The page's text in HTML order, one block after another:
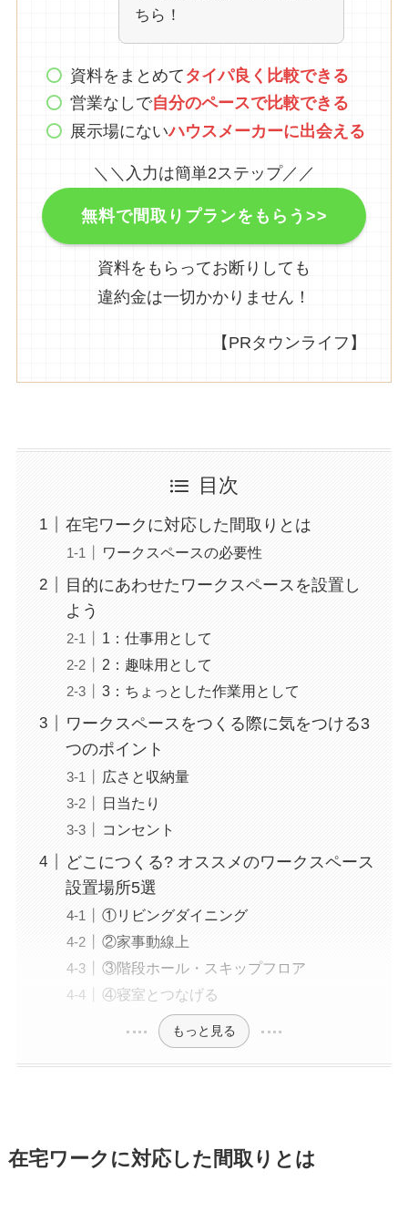
ちら！
資料をまとめて タイパ良く比較できる
営業なしで自分のペースで比較できる
展示場にないハウスメーカーに出会える
＼＼入力は簡単2ステップ／／
無料で間取りプランをもらう>>
資料をもらってお断りしても
違約金は一切かかりません！
【PRタウンライフ】
目次
在宅ワークに対応した間取りとは
ワークスペースの必要性
目的にあわせたワークスペースを設置し
よう
1：仕事用として
2：趣味用として
3：ちょっとした作業用として
ワークスペースをつくる際に気をつける3
つのポイント
広さと収納量
日当たり
コンセント
どこにつくる? オススメのワークスペース
設置場所5選
①リビングダイニング
②家事動線上
③階段ホール・スキップフロア
④寝室とつなげる
もっと見る
在宅ワークに対応した間取りとは